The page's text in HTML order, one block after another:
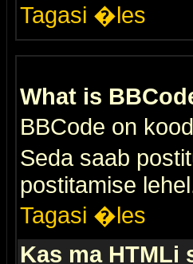
Tagasi �les
What is
BBCode on
Seda saab
postitamise
Tagasi �les
Kas ma HTMLi